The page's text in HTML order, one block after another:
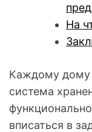
На
Каждому дому
система
вписаться в